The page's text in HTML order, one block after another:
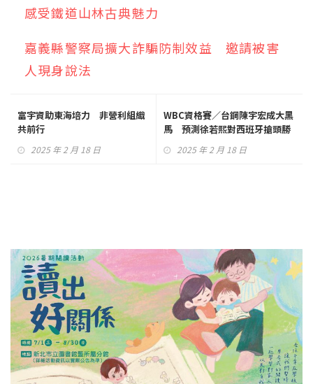
感受鐵道山林古典魅力
嘉義縣警察局擴大詐騙防制效益 邀請被害
人現身說法
富宇資助東海培力 非營利組織
共前行
2025 年 2 月 18 日
WBC資格賽／台鋼陳宇宏成大黑
馬 預測徐若熙對西班牙搶頭勝
2025 年 2 月 18 日